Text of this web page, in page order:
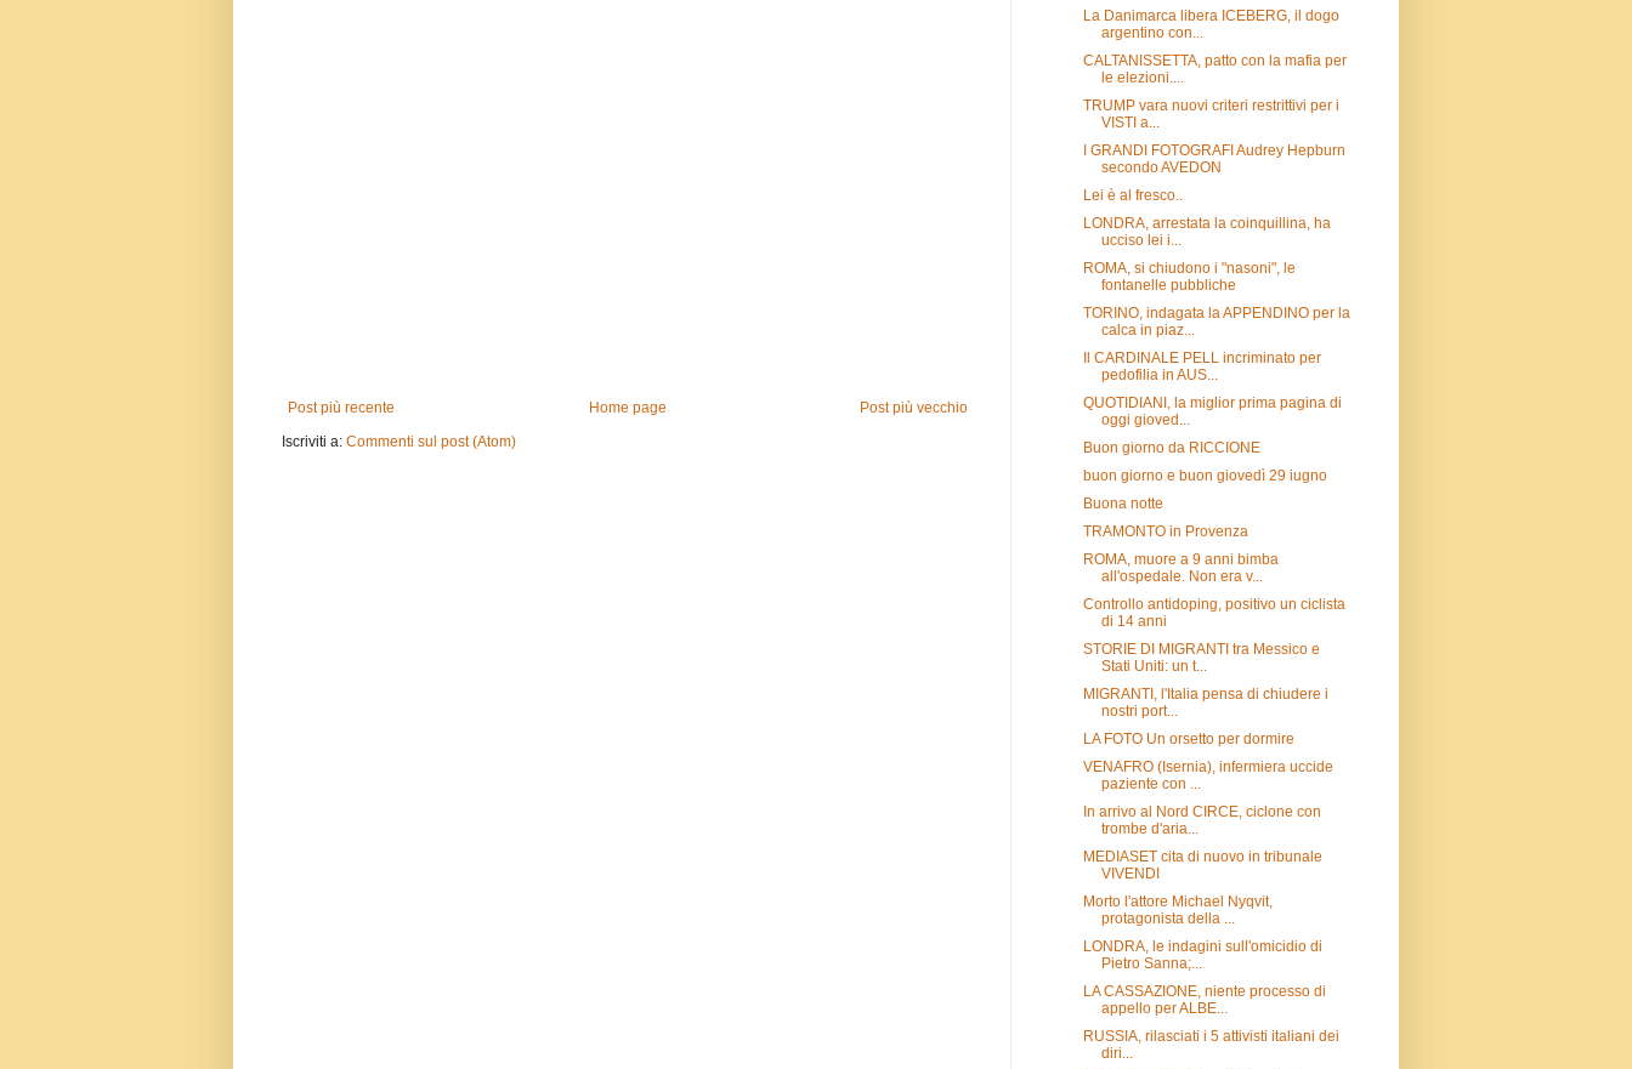
Post più recente Post più vecchio
Home page
Iscriviti a: Commenti sul post (Atom)
La Danimarca libera ICEBERG, il dogo
argentino con...
CALTANISSETTA, patto con la mafia per
le elezioni....
TRUMP vara nuovi criteri restrittivi per i
VISTI a...
I GRANDI FOTOGRAFI Audrey Hepburn
secondo AVEDON
Lei è al fresco..
LONDRA, arrestata la coinquillina, ha
ucciso lei i...
ROMA, si chiudono i "nasoni", le
fontanelle pubbliche
TORINO, indagata la APPENDINO per la
calca in piaz...
Il CARDINALE PELL incriminato per
pedofilia in AUS...
QUOTIDIANI, la miglior prima pagina di
oggi gioved...
Buon giorno da RICCIONE
buon giorno e buon giovedì 29 iugno
Buona notte
TRAMONTO in Provenza
ROMA, muore a 9 anni bimba
all'ospedale. Non era v...
Controllo antidoping, positivo un ciclista
di 14 anni
STORIE DI MIGRANTI tra Messico e
Stati Uniti: un t...
MIGRANTI, l'Italia pensa di chiudere i
nostri port...
LA FOTO Un orsetto per dormire
VENAFRO (Isernia), infermiera uccide
paziente con ...
In arrivo al Nord CIRCE, ciclone con
trombe d'aria...
MEDIASET cita di nuovo in tribunale
VIVENDI
Morto l'attore Michael Nyqvit,
protagonista della ...
LONDRA, le indagini sull'omicidio di
Pietro Sanna;...
LA CASSAZIONE, niente processo di
appello per ALBE...
RUSSIA, rilasciati i 5 attivisti italiani dei
diri...